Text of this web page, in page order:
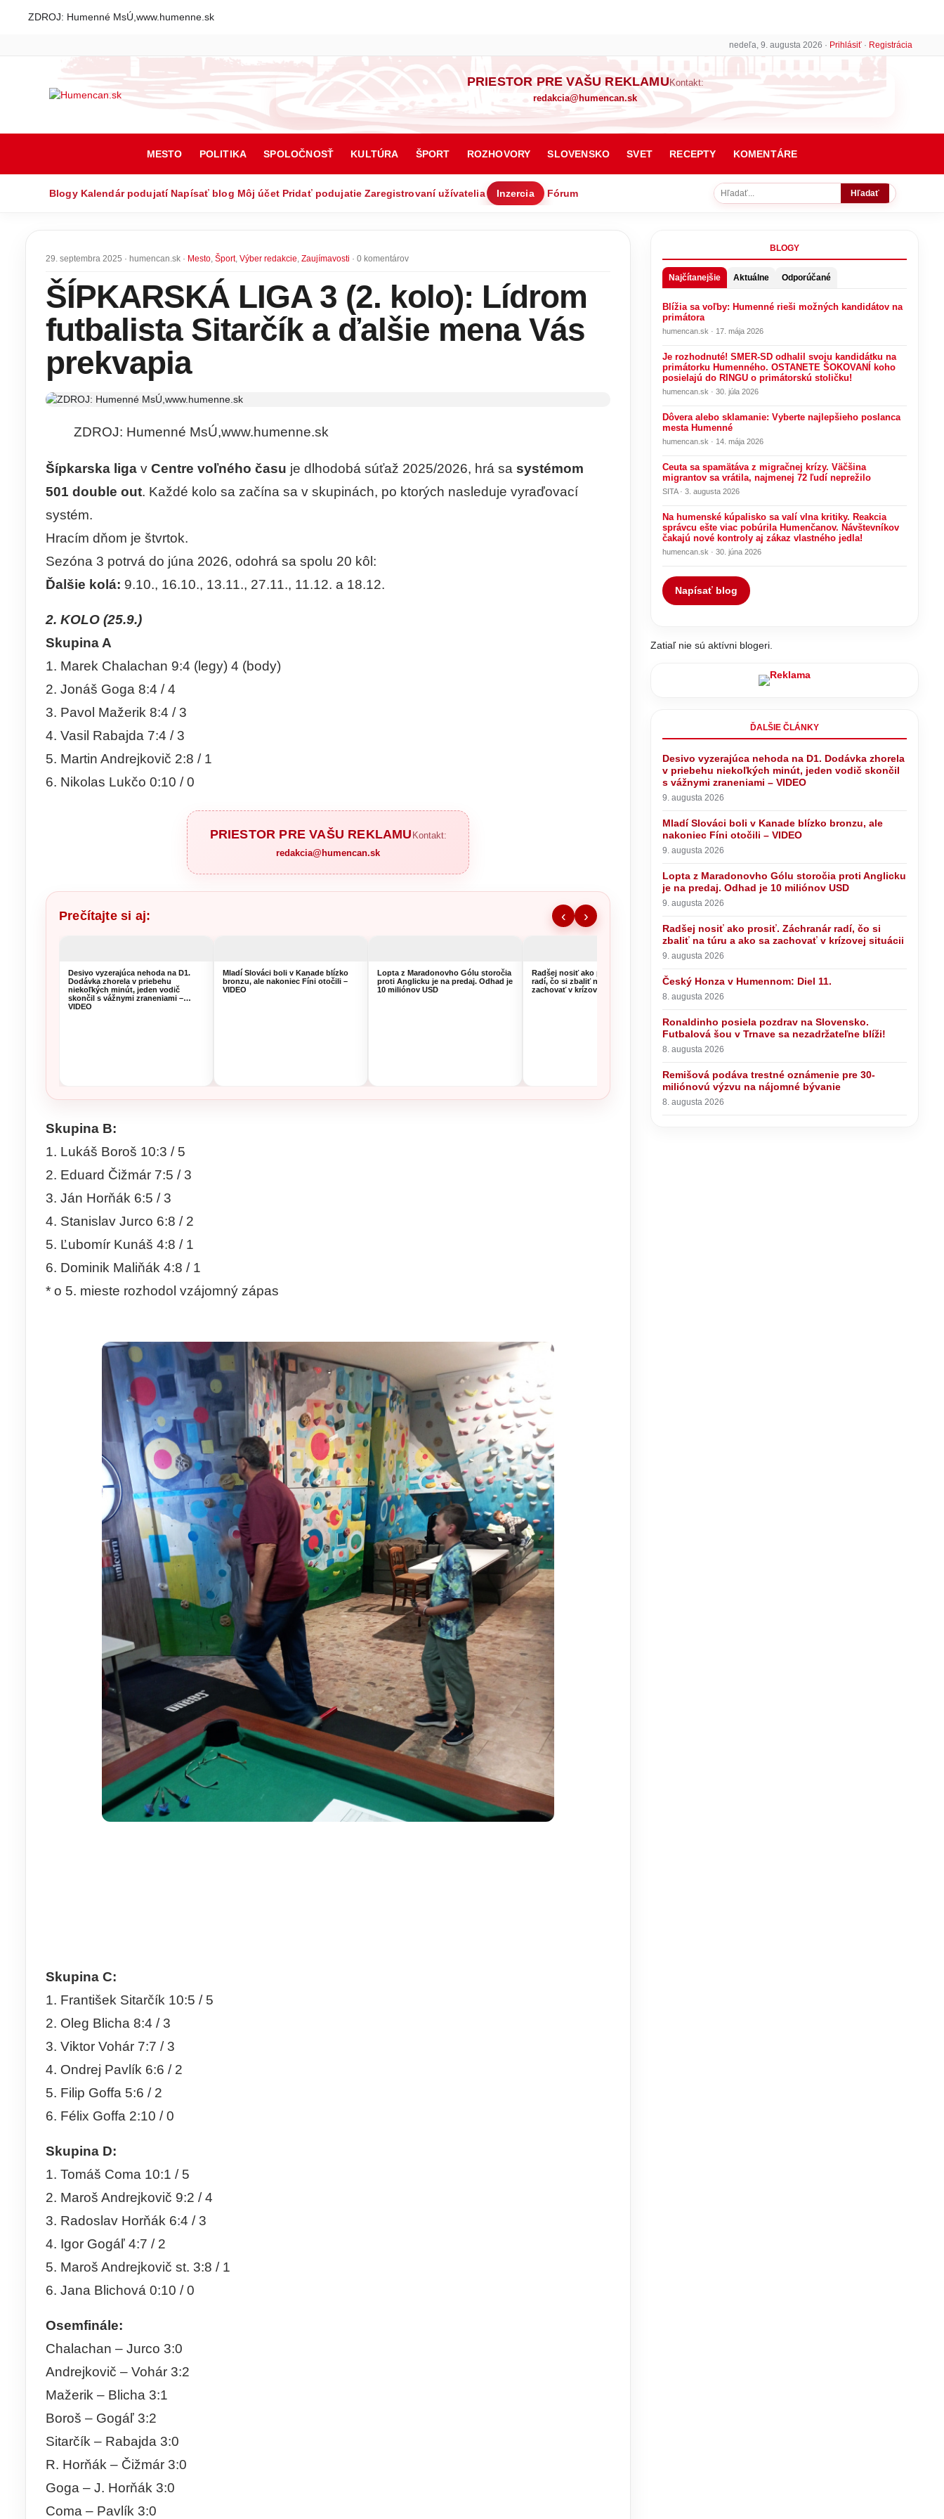
ZDROJ: Humenné MsÚ,www.humenne.sk
nedeľa, 9. augusta 2026 · Prihlásiť · Registrácia
PRIESTOR PRE VAŠU REKLAMU Kontakt:
redakcia@humencan.sk
MESTO POLITIKA SPOLOČNOSŤ KULTÚRA ŠPORT ROZHOVORY SLOVENSKO SVET RECEPTY KOMENTÁRE
Blogy Kalendár podujatí Napísať blog Môj účet Pridať podujatie Zaregistrovaní užívatelia Inzercia Fórum Hľadať
29. septembra 2025 · humencan.sk · Mesto, Šport, Výber redakcie, Zaujímavosti · 0 komentárov
ŠÍPKARSKÁ LIGA 3 (2. kolo): Lídrom
futbalista Sitarčík a ďalšie mena Vás
prekvapia
ZDROJ: Humenné MsÚ,www.humenne.sk
Šípkarska liga v Centre voľného času je dlhodobá súťaž 2025/2026, hrá sa systémom
501 double out. Každé kolo sa začína sa v skupinách, po ktorých nasleduje vyraďovací
systém.
Hracím dňom je štvrtok.
Sezóna 3 potrvá do júna 2026, odohrá sa spolu 20 kôl:
Ďalšie kolá: 9.10., 16.10., 13.11., 27.11., 11.12. a 18.12.
2. KOLO (25.9.)
Skupina A
1. Marek Chalachan 9:4 (legy) 4 (body)
2. Jonáš Goga 8:4 / 4
3. Pavol Mažerik 8:4 / 3
4. Vasil Rabajda 7:4 / 3
5. Martin Andrejkovič 2:8 / 1
6. Nikolas Lukčo 0:10 / 0
PRIESTOR PRE VAŠU REKLAMU Kontakt:
redakcia@humencan.sk
Prečítajte si aj: ‹ ›
Desivo vyzerajúca nehoda na D1.
Dodávka zhorela v priebehu
niekoľkých minút, jeden vodič
skončil s vážnymi zraneniami –
VIDEO
Mladí Slováci boli v Kanade blízko
bronzu, ale nakoniec Fíni otočili –
VIDEO
Lopta z Maradonovho Gólu storočia
proti Anglicku je na predaj. Odhad je
10 miliónov USD
Radšej nosiť ako prosiť. Záchranár
radí, čo si zbaliť na túru a ako sa
zachovať v krízovej situácii
Český Honza v Humennom: Diel 11.
Skupina B:
1. Lukáš Boroš 10:3 / 5
2. Eduard Čižmár 7:5 / 3
3. Ján Horňák 6:5 / 3
4. Stanislav Jurco 6:8 / 2
5. Ľubomír Kunáš 4:8 / 1
6. Dominik Maliňák 4:8 / 1
* o 5. mieste rozhodol vzájomný zápas
Skupina C:
1. František Sitarčík 10:5 / 5
2. Oleg Blicha 8:4 / 3
3. Viktor Vohár 7:7 / 3
4. Ondrej Pavlík 6:6 / 2
5. Filip Goffa 5:6 / 2
6. Félix Goffa 2:10 / 0
Skupina D:
1. Tomáš Coma 10:1 / 5
2. Maroš Andrejkovič 9:2 / 4
3. Radoslav Horňák 6:4 / 3
4. Igor Gogáľ 4:7 / 2
5. Maroš Andrejkovič st. 3:8 / 1
6. Jana Blichová 0:10 / 0
Osemfinále:
Chalachan – Jurco 3:0
Andrejkovič – Vohár 3:2
Mažerik – Blicha 3:1
Boroš – Gogáľ 3:2
Sitarčík – Rabajda 3:0
R. Horňák – Čižmár 3:0
Goga – J. Horňák 3:0
Coma – Pavlík 3:0
BLOGY
Najčítanejšie Aktuálne Odporúčané
Blížia sa voľby: Humenné rieši možných kandidátov na
primátora
humencan.sk · 17. mája 2026
Je rozhodnuté! SMER-SD odhalil svoju kandidátku na
primátorku Humenného. OSTANETE ŠOKOVANÍ koho
posielajú do RINGU o primátorskú stoličku!
humencan.sk · 30. júla 2026
Dôvera alebo sklamanie: Vyberte najlepšieho poslanca
mesta Humenné
humencan.sk · 14. mája 2026
Ceuta sa spamätáva z migračnej krízy. Väčšina
migrantov sa vrátila, najmenej 72 ľudí neprežilo
SITA · 3. augusta 2026
Na humenské kúpalisko sa valí vlna kritiky. Reakcia
správcu ešte viac pobúrila Humenčanov. Návštevníkov
čakajú nové kontroly aj zákaz vlastného jedla!
humencan.sk · 30. júna 2026
Napísať blog
Zatiaľ nie sú aktívni blogeri.
ĎALŠIE ČLÁNKY
Desivo vyzerajúca nehoda na D1. Dodávka zhorela
v priebehu niekoľkých minút, jeden vodič skončil
s vážnymi zraneniami – VIDEO
9. augusta 2026
Mladí Slováci boli v Kanade blízko bronzu, ale
nakoniec Fíni otočili – VIDEO
9. augusta 2026
Lopta z Maradonovho Gólu storočia proti Anglicku
je na predaj. Odhad je 10 miliónov USD
9. augusta 2026
Radšej nosiť ako prosiť. Záchranár radí, čo si
zbaliť na túru a ako sa zachovať v krízovej situácii
9. augusta 2026
Český Honza v Humennom: Diel 11.
8. augusta 2026
Ronaldinho posiela pozdrav na Slovensko.
Futbalová šou v Trnave sa nezadržateľne blíži!
8. augusta 2026
Remišová podáva trestné oznámenie pre 30-
miliónovú výzvu na nájomné bývanie
8. augusta 2026